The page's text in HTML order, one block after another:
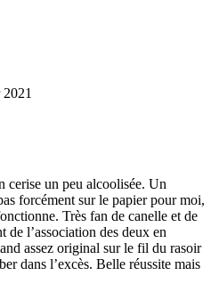
cerise un peu alcoolisée. Un
forcément sur le papier pour moi,
Très fan de canelle et de
de l’association des deux en
assez original sur le fil du rasoir
dans l’excès. Belle réussite mais